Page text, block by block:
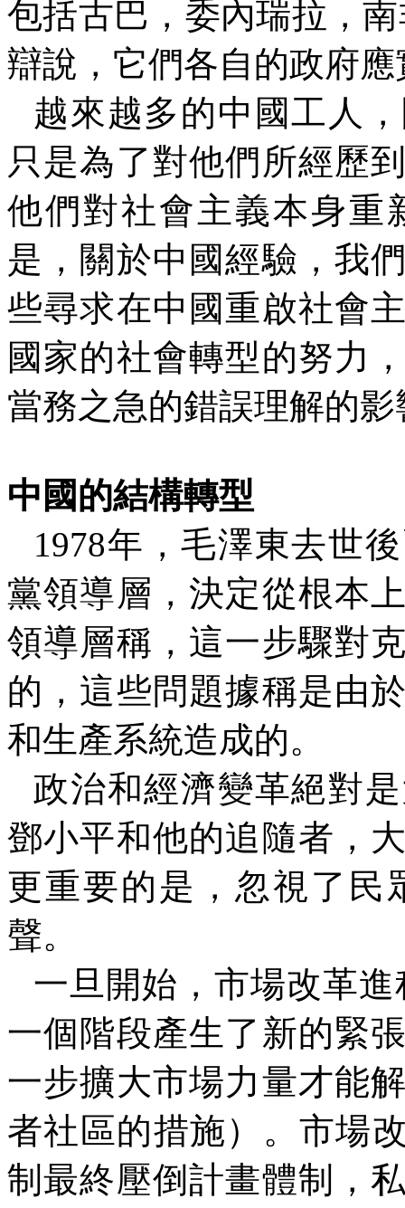
包括古巴，委內瑞拉，
辯說，它們各自的政府
越來越多的中國工人
只是為了對他們所經歷
他們對社會主義本身重
是，關於中國經驗，我
些尋求在中國重啟社會
國家的社會轉型的努力
當務之急的錯誤理解的影
中國的結構轉型
1978年，毛澤東去世
黨領導層，決定從根本
領導層稱，這一步驟對
的，這些問題據稱是由
和生產系統造成的。
政治和經濟變革絕對
鄧小平和他的追隨者，
更重要的是，忽視了民
聲。
一旦開始，市場改革
一個階段產生了新的緊
一步擴大市場力量才能
者社區的措施）。市場
制最終壓倒計畫體制，